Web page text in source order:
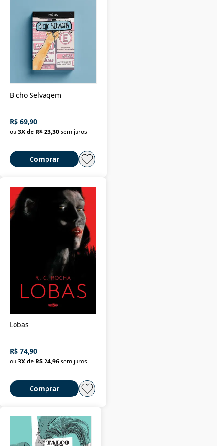
Bicho Selvagem
R$ 69,90
ou3X de R$ 23,30sem juros
Comprar
Lobas
R$ 74,90
ou3X de R$ 24,96sem juros
Comprar